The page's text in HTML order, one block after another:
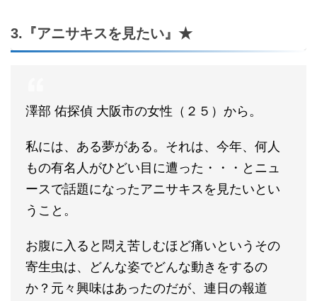
3.『アニサキスを見たい』★
澤部 佑探偵 大阪市の女性（２５）から。
私には、ある夢がある。それは、今年、何人
もの有名人がひどい目に遭った・・・とニュ
ースで話題になったアニサキスを見たいとい
うこと。
お腹に入ると悶え苦しむほど痛いというその
寄生虫は、どんな姿でどんな動きをするの
か？元々興味はあったのだが、連日の報道